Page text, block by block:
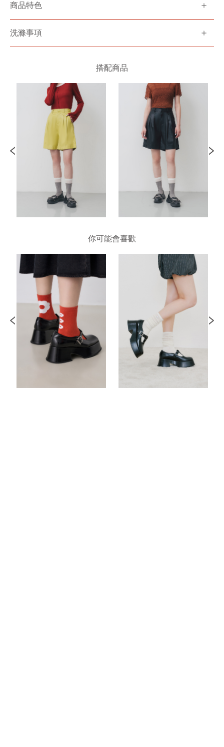
商品特色
洗滌事項
搭配商品
你可能會喜歡